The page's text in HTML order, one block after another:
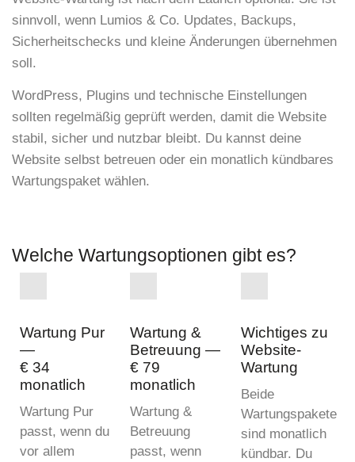
sinnvoll, wenn Lumios & Co. Updates, Backups,
Sicherheitschecks und kleine Änderungen übernehmen
soll.
WordPress, Plugins und technische Einstellungen
sollten regelmäßig geprüft werden, damit die Website
stabil, sicher und nutzbar bleibt. Du kannst deine
Website selbst betreuen oder ein monatlich kündbares
Wartungspaket wählen.
Welche Wartungsoptionen gibt es?
Wartung Pur
—
€ 34
monatlich
Wartung Pur
passt, wenn du
vor allem
Wartung &
Betreuung —
€ 79
monatlich
Wartung &
Betreuung
passt, wenn
Wichtiges zu
Website-
Wartung
Beide
Wartungspakete
sind monatlich
kündbar. Du